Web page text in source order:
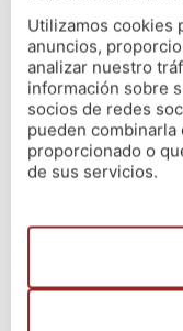
¿En qué
Mensaje
Utilizamos cookies
anuncios,
analizar nuestro
información sobre
socios de redes
pueden
proporcionado o
de sus servicios.